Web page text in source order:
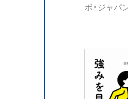
ボ・ジャパ